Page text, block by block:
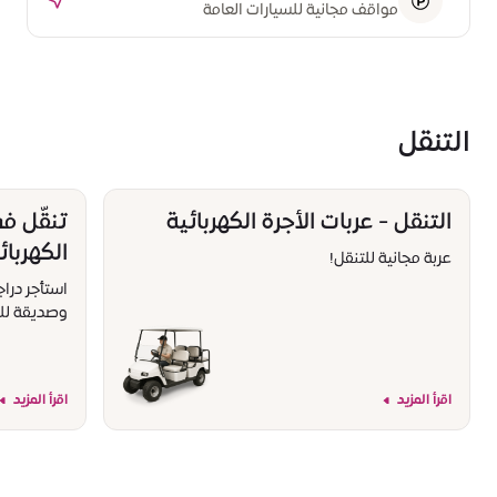
مواقف مجانية للسيارات العامة
التنقل
التنقل - عربات الأجرة الكهربائية
عربة مجانية للتنقل!
اقرأ المزيد
تنقّل
استأجر
وصديقة
اقرأ المزيد